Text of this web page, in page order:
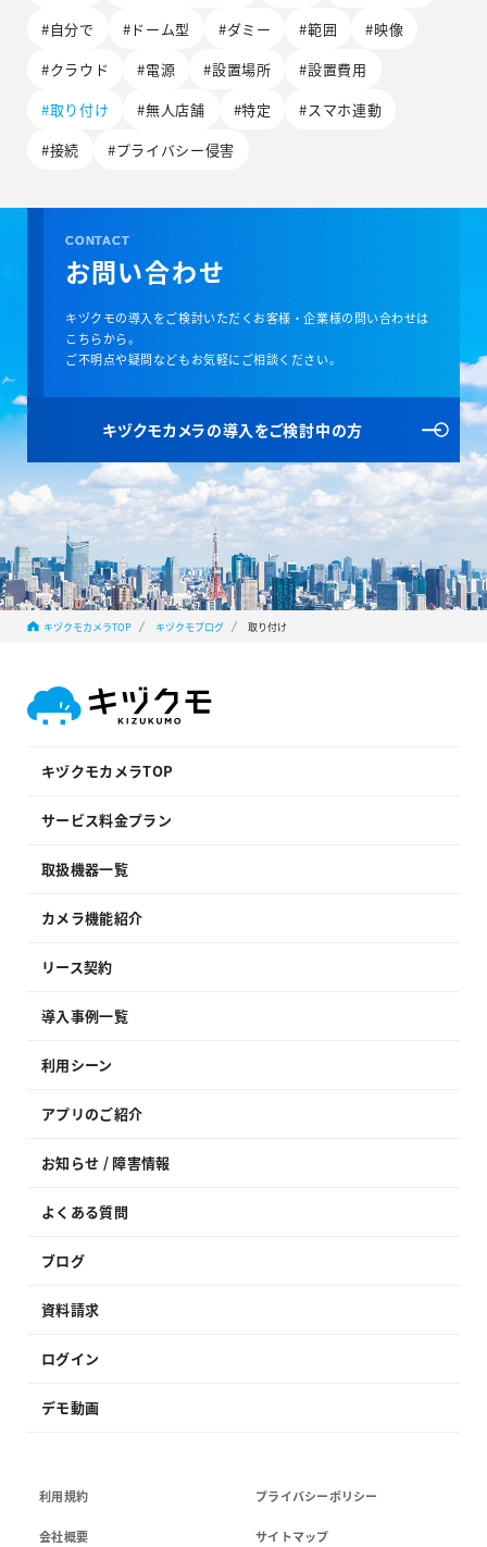
#自分で
#ドーム型 #ダミー #範囲
#映像
#クラウド
#電源 #設置場所
#設置費用
#取り付け
#無人店舗 #特定
#スマホ連動
#接続
#プライバシー侵害
CONTACT
お問い合わせ
キヅクモの導入をご検討いただくお客様・企業様の問い合わせは
こちらから。
ご不明点や疑問などもお気軽にご相談ください。
キヅクモカメラの導入をご検討中の方
キヅクモカメラTOP キヅクモブログ 取り付け
キヅクモカメラTOP
サービス料金プラン
取扱機器一覧
カメラ機能紹介
リース契約
導入事例一覧
利用シーン
アプリのご紹介
お知らせ / 障害情報
よくある質問
ブログ
資料請求
ログイン
デモ動画
利用規約 プライバシーポリシー
会社概要 サイトマップ